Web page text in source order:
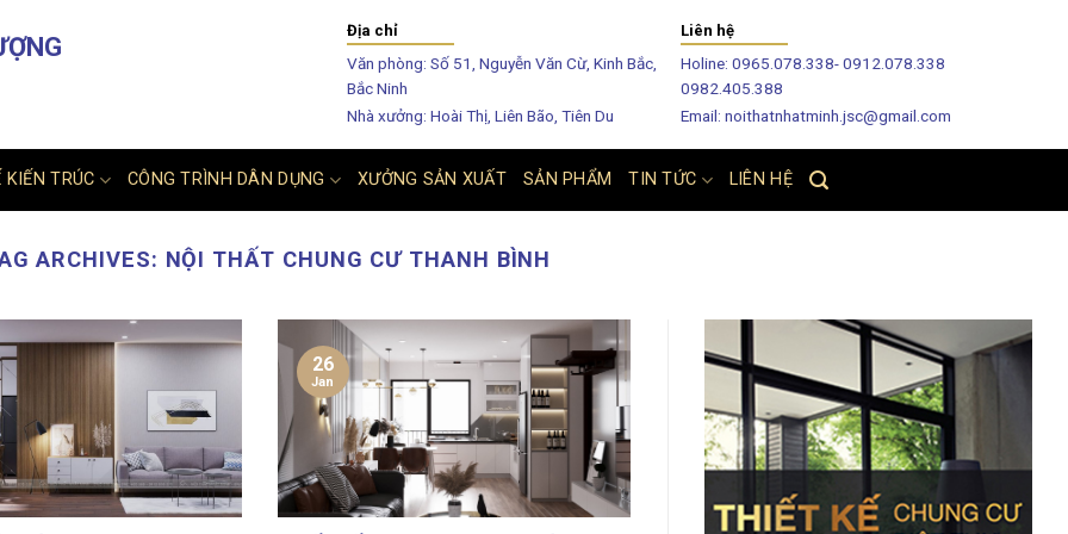
Địa chỉ
Văn phòng: Số 51, Nguyễn Văn Cừ, Kinh Bắc,
Bắc Ninh
Nhà xưởng: Hoài Thị, Liên Bão, Tiên Du
Liên hệ
Holine: 0965.078.338-0912.078.338
0982.405.388
Email: noithatnhatminh.jsc@gmail.com
KIẾN TRÚC CÔNG TRÌNH DÂN DỤNG XƯỞNG SẢN XUẤT SẢN PHẨM TIN TỨC LIÊN HỆ
ARCHIVES: NỘI THẤT CHUNG CƯ THANH BÌNH
26
Jan